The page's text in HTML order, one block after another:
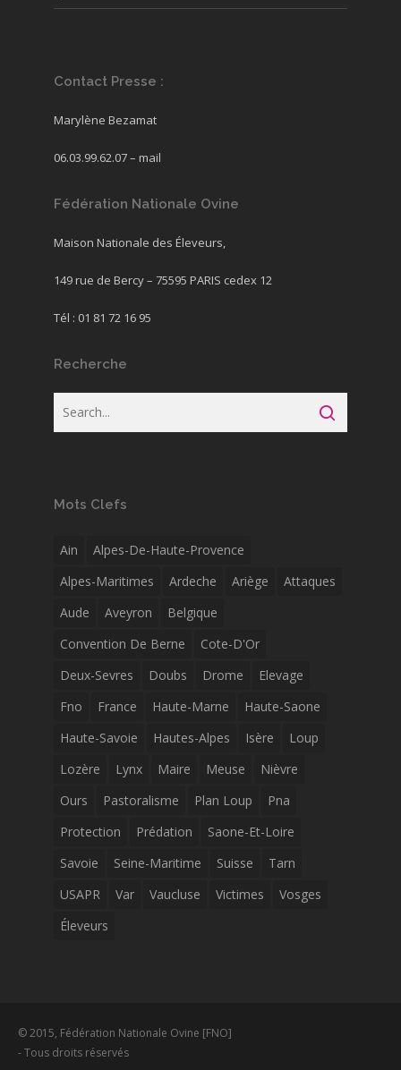
Contact Presse :
Marylène Bezamat
06.03.99.62.07 – mail
Fédération Nationale Ovine
Maison Nationale des Éleveurs,
149 rue de Bercy – 75595 PARIS cedex 12
Tél : 01 81 72 16 95
Recherche
Mots Clefs
Ain
Alpes-De-Haute-Provence
Alpes-Maritimes
Ardeche Ariège
Attaques
Aude
Aveyron
Belgique
Convention De Berne
Cote-D'Or
Deux-Sevres
Doubs Drome
Elevage
Fno
France Haute-Marne
Haute-Saone
Haute-Savoie
Hautes-Alpes Isère
Loup
Lozère
Lynx Maire Meuse
Nièvre
Ours
Pastoralisme Plan Loup
Pna
Protection
Prédation
Saone-Et-Loire
Savoie
Seine-Maritime Suisse
Tarn
USAPR
Var Vaucluse Victimes
Vosges
Éleveurs
© 2015, Fédération Nationale Ovine [FNO]
- Tous droits réservés